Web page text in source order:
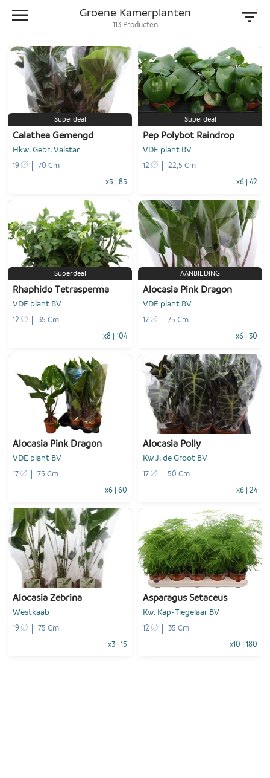
Groene Kamerplanten
113 Producten
Superdeal
Calathea Gemengd
Hkw. Gebr. Valstar
19 70 Cm
x5 85
- 1 + Voeg toe
Superdeal
Pep Polybot Raindrop
VDE plant BV
12 22,5 Cm
x6 42
- 1 + Voeg toe
Superdeal
Rhaphido Tetrasperma
VDE plant BV
12 35 Cm
x8 104
+ Voeg toe
AANBIEDING
Alocasia Pink Dragon
VDE plant BV
17 75 Cm
x6 30
- 1 + Voeg toe
Alocasia Pink Dragon
VDE plant BV
17 75 Cm
x6 60
- 1 + Voeg toe
Alocasia Polly
Kw J. de Groot BV
17 50 Cm
x6 24
- 1 + Voeg toe
Alocasia Zebrina
Westkaab
19 75 Cm
x3 15
Asparagus Setaceus
Kw. Kap-Tiegelaar BV
12 35 Cm
x10 180